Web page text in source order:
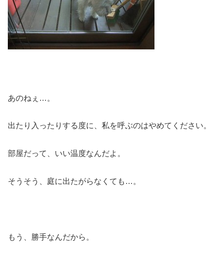
あのねぇ…。
出たり入ったりする度に、私を呼ぶのはやめてください。
部屋だって、いい温度なんだよ。
そうそう、庭に出たがらなくても…。
もう、勝手なんだから。